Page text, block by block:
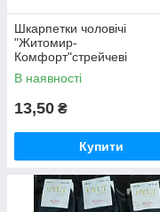
Шкарпетки чоловічі
"Житомир-
Комфорт"стрейчеві
В наявності
13,50 ₴
Купити